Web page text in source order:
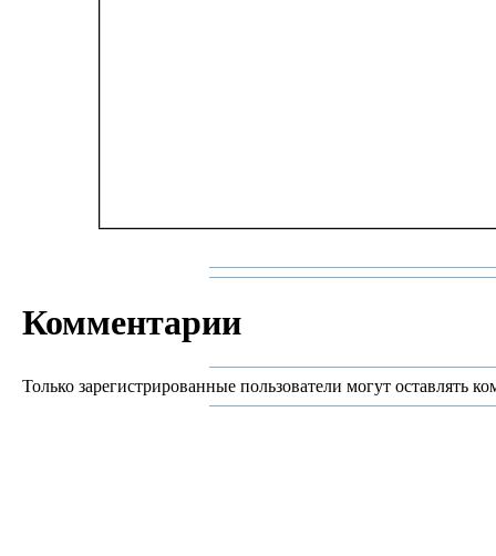
Комментарии
Только зарегистрированные пользователи могут оставлять